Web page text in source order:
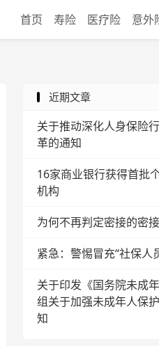
首页 寿险 医疗险 意外
近期文章
关于推动深化人身保险
革的通知
16家商业银行获得首批
机构
为何不再判定密接的密接
紧急：警惕冒充“社保人
关于印发《国务院未成
组关于加强未成年人保
知